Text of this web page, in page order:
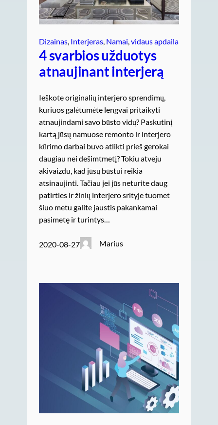
Dizainas, Interjeras, Namai, vidaus apdaila
4 svarbios užduotys
atnaujinant interjerą
Ieškote originalių interjero sprendimų,
kuriuos galėtumėte lengvai pritaikyti
atnaujindami savo būsto vidų? Paskutinį
kartą jūsų namuose remonto ir interjero
kūrimo darbai buvo atlikti prieš gerokai
daugiau nei dešimtmetį? Tokiu atveju
akivaizdu, kad jūsų būstui reikia
atsinaujinti. Tačiau jei jūs neturite daug
patirties ir žinių interjero srityje tuomet
šiuo metu galite jaustis pakankamai
pasimetę ir turintys…
2020-08-27 Marius